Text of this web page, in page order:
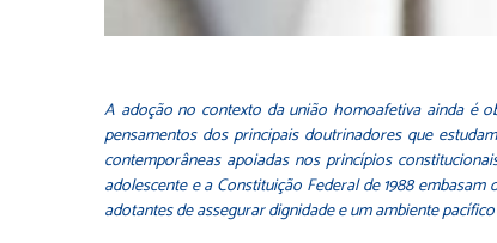
A adoção no contexto da união homoafetiva ainda é
pensamentos dos principais doutrinadores que
contemporâneas apoiadas nos princípios
adolescente e a Constituição Federal de 1988
adotantes de assegurar dignidade e um ambiente